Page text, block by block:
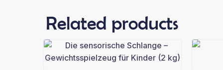
Related products